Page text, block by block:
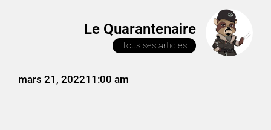
Le Quarantenaire
Tous ses articles
mars 21, 202211:00 am